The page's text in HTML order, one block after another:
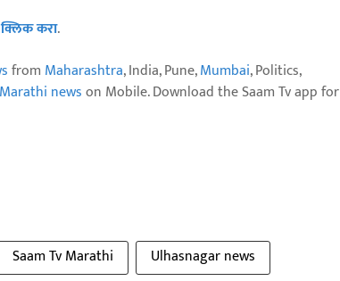
क्लिक करा.
from Maharashtra, India, Pune,Mumbai, Politics,
newson Mobile. Download the Saam Tv app for
Saam Tv Marathi
Ulhasnagar news